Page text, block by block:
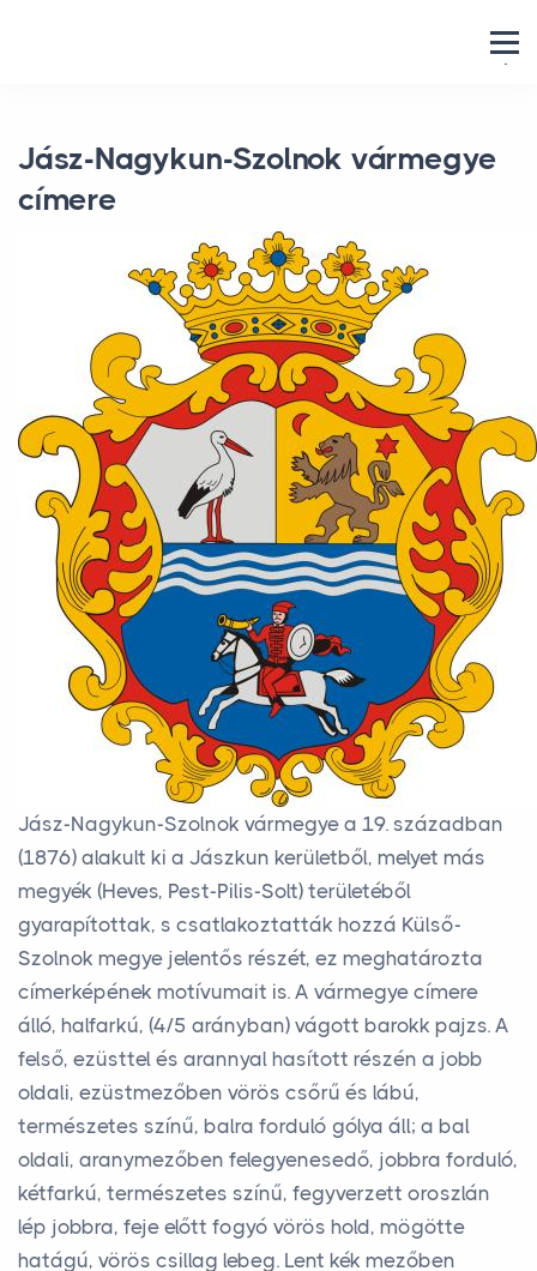
.
Jász-Nagykun-Szolnok vármegye
címere
Jász-Nagykun-Szolnok vármegye a 19. században
(1876) alakult ki a Jászkun kerületből, melyet más
megyék (Heves, Pest-Pilis-Solt) területéből
gyarapítottak, s csatlakoztatták hozzá Külső-
Szolnok megye jelentős részét, ez meghatározta
címerképének motívumait is. A vármegye címere
álló, halfarkú, (4/5 arányban) vágott barokk pajzs. A
felső, ezüsttel és arannyal hasított részén a jobb
oldali, ezüstmezőben vörös csőrű és lábú,
természetes színű, balra forduló gólya áll; a bal
oldali, aranymezőben felegyenesedő, jobbra forduló,
kétfarkú, természetes színű, fegyverzett oroszlán
lép jobbra, feje előtt fogyó vörös hold, mögötte
hatágú, vörös csillag lebeg. Lent kék mezőben